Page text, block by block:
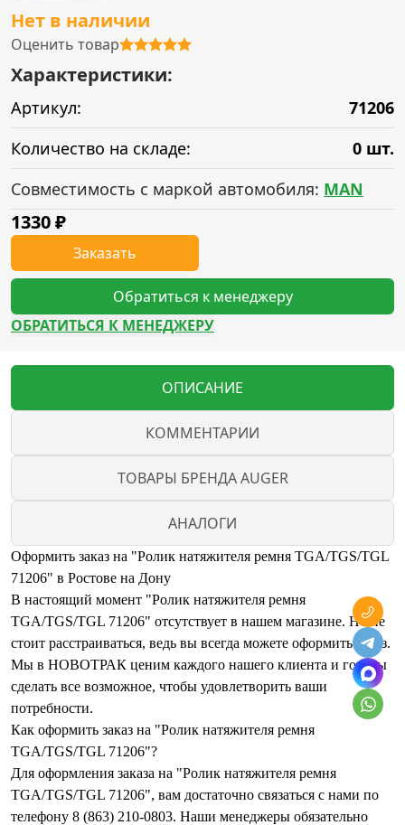
Нет в наличии
Оценить товар
Характеристики:
Артикул:
71206
Количество на складе:
0 шт.
Совместимость с маркой автомобиля: MAN
1330₽
Заказать
Обратиться к менеджеру
ОБРАТИТЬСЯ К МЕНЕДЖЕРУ
ОПИСАНИЕ
КОММЕНТАРИИ
ТОВАРЫ БРЕНДА AUGER
АНАЛОГИ
Оформить заказ на "Ролик натяжителя ремня TGA/TGS/TGL
71206" в Ростове на Дону
В настоящий момент "Ролик натяжителя ремня
TGA/TGS/TGL 71206" отсутствует в нашем магазине. Но не
стоит расстраиваться, ведь вы всегда можете оформить заказ.
Мы в НОВОТРАК ценим каждого нашего клиента и готовы
сделать все возможное, чтобы удовлетворить ваши
потребности.
Как оформить заказ на "Ролик натяжителя ремня
TGA/TGS/TGL 71206"?
Для оформления заказа на "Ролик натяжителя ремня
TGA/TGS/TGL 71206", вам достаточно связаться с нами по
телефону 8 (863) 210-0803. Наши менеджеры обязательно